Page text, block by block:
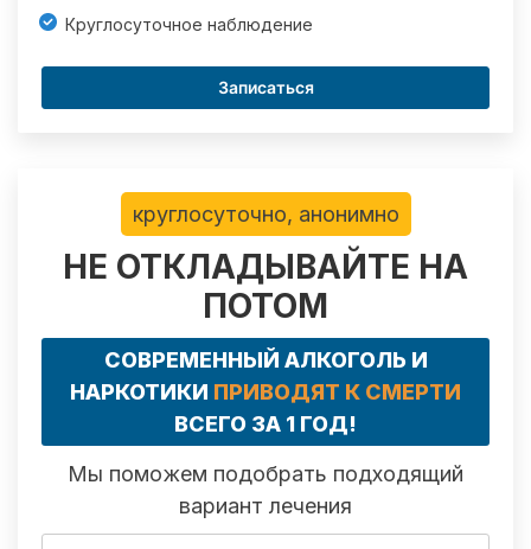
Круглосуточное наблюдение
Записаться
круглосуточно, анонимно
НЕ ОТКЛАДЫВАЙТЕ НА
ПОТОМ
СОВРЕМЕННЫЙ АЛКОГОЛЬ И
НАРКОТИКИ ПРИВОДЯТ К СМЕРТИ
ВСЕГО ЗА 1 ГОД!
Мы поможем подобрать подходящий
вариант лечения